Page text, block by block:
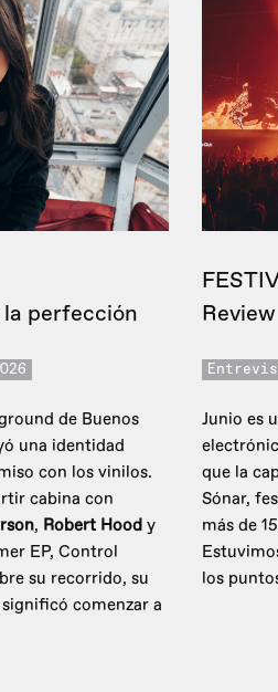
perfección
de Buenos
una identidad
con los vinilos.
cabina con
, Robert Hood y
EP, Control
su recorrido, su
comenzar a
Review
Junio es
que la
Sónar,
más de
los